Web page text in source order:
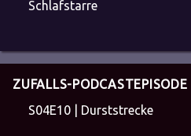
Schlafstarre
ZUFALLS-PODCASTEPISODE
S04E10 | Durststrecke